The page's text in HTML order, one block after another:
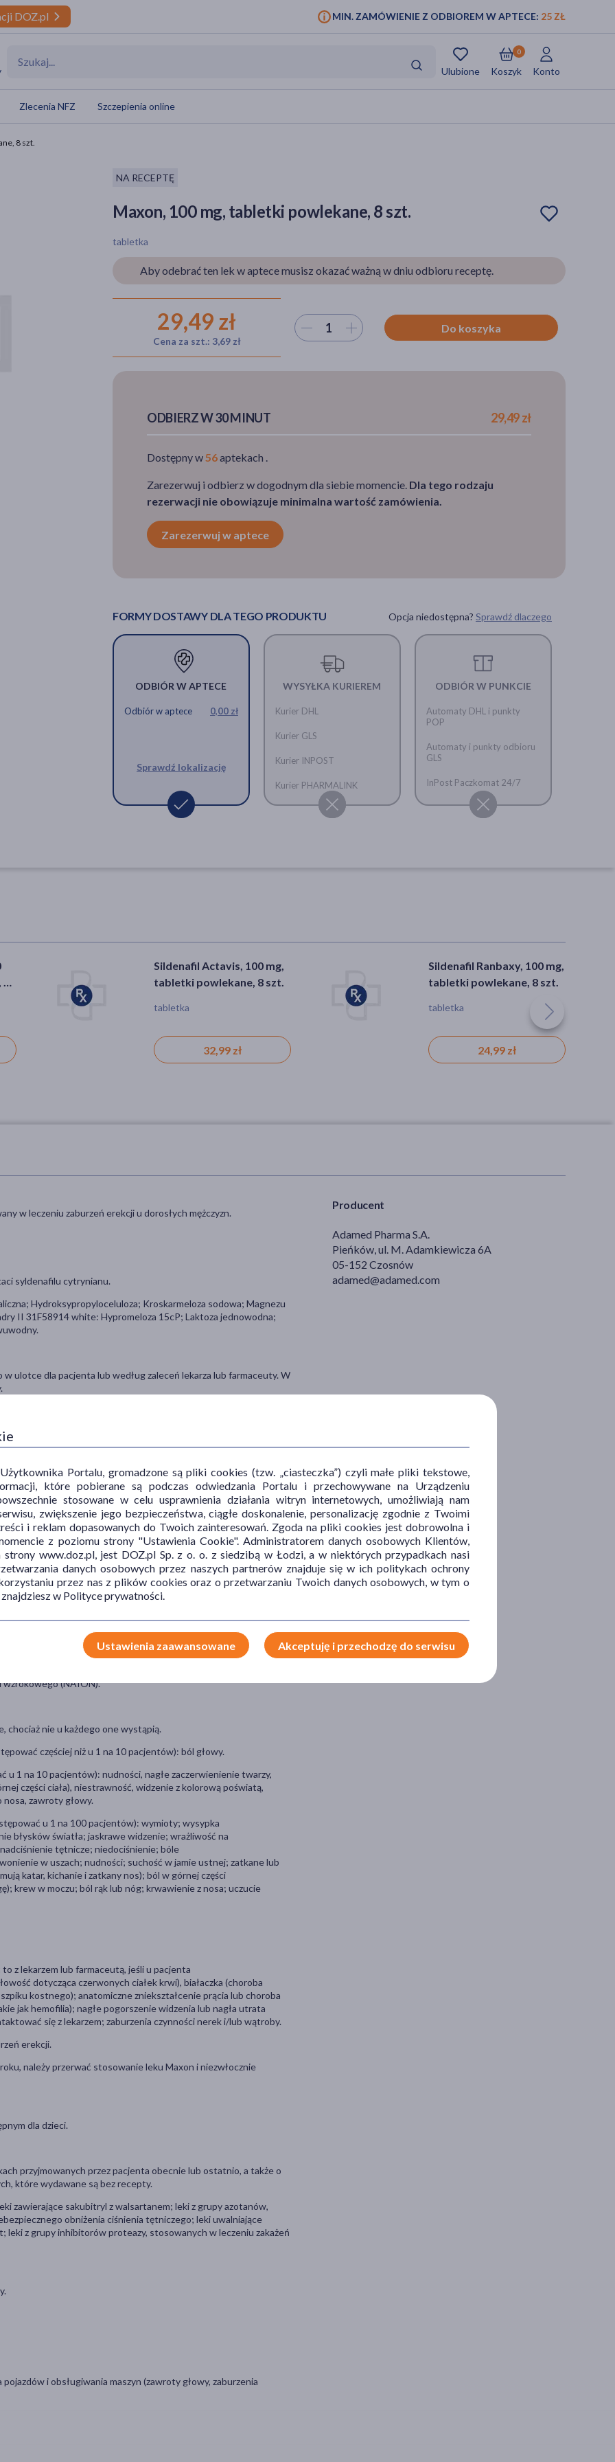
DOZ.pl MIN. ZAMÓWIENIE Z ODBIOREM W APTECE: 25 ZŁ
Ulubione Koszyk
0
Konto
Zlecenia NFZ Szczepienia online
8 szt.
NA RECEPTĘ
Maxon, 100 mg, tabletki powlekane, 8 szt.
tabletka
Aby odebrać ten lek w aptece musisz okazać ważną w dniu odbioru receptę.
29,49 zł
Cena za szt.: 3,69 zł
Wybierz ilość Do koszyka
ODBIERZ W 30 MINUT 29,49 zł
Dostępny w56aptekach .
Zarezerwuj i odbierz w dogodnym dla siebie momencie. Dla tego rodzaju
rezerwacji nie obowiązuje minimalna wartość zamówienia.
Zarezerwuj w aptece
FORMY DOSTAWY DLA TEGO PRODUKTU Opcja niedostępna? Sprawdź dlaczego
ODBIÓR W APTECE
Odbiór w aptece 0,00 zł
Sprawdź lokalizację
WYSYŁKA KURIEREM
Kurier DHL
Kurier GLS
Kurier INPOST
Kurier PHARMALINK
ODBIÓR W PUNKCIE
Automaty DHL i punkty
POP
Automaty i punkty odbioru
GLS
InPost Paczkomat 24/7
Sildenafil Actavis, 100 mg,
tabletki powlekane, 8 szt.
tabletka
32,99 zł
Sildenafil Ranbaxy, 100 mg,
tabletki powlekane, 8 szt.
tabletka
24,99 zł
Producent
Adamed Pharma S.A.
Pieńków, ul. M. Adamkiewicza 6A
05-152 Czosnów
adamed@adamed.com
w leczeniu zaburzeń erekcji u dorosłych mężczyzn.
syldenafilu cytrynianu.
Hydroksypropyloceluloza; Kroskarmeloza sodowa; Magnezu
II 31F58914 white: Hypromeloza 15cP; Laktoza jednowodna;
ulotce dla pacjenta lub według zaleceń lekarza lub farmaceuty. W
aktywnością seksualną. Tabletkę należy połknąć w całości,
w prąciu, zwiększając napływ krwi do prącia podczas
pod warunkiem uprzedniego pobudzenia seksualnego.
cierpiących na zaburzenia erekcji. Oznaczają one niemożność
do odbycia satysfakcjonującego stosunku płciowego.
seksualna.
czynną lub na którykolwiek składnik produktu leczniczego.
azotany, leki uwalniające tlenek azotu (takie jak: azotyn
wystąpił udar, zawał serca; z niskim ciśnieniem tętniczym
kiedykolwiek utratę wzroku w wyniku niezwiązanej z
(NAION).
chociaż nie u każdego one wystąpią.
częściej niż u 1 na 10 pacjentów): ból głowy.
u 1 na 10 pacjentów): nudności, nagłe zaczerwienienie twarzy,
części ciała), niestrawność, widzenie z kolorową poświatą,
zawroty głowy.
u 1 na 100 pacjentów): wymioty; wysypka
błysków światła; jaskrawe widzenie; wrażliwość na
tętnicze; niedociśnienie; bóle
w uszach; nudności; suchość w jamie ustnej; zatkane lub
katar, kichanie i zatkany nos); ból w górnej części
krew w moczu; ból rąk lub nóg; krwawienie z nosa; uczucie
z lekarzem lub farmaceutą, jeśli u pacjenta
dotycząca czerwonych ciałek krwi), białaczka (choroba
kostnego); anatomiczne zniekształcenie prącia lub choroba
jak hemofilia); nagłe pogorszenie widzenia lub nagła utrata
się z lekarzem; zaburzenia czynności nerek i/lub wątroby.
erekcji.
należy przerwać stosowanie leku Maxon i niezwłocznie
dla dzieci.
przyjmowanych przez pacjenta obecnie lub ostatnio, a także o
które wydawane są bez recepty.
zawierające sakubitryl z walsartanem; leki z grupy azotanów,
obniżenia ciśnienia tętniczego; leki uwalniające
z grupy inhibitorów proteazy, stosowanych w leczeniu zakażeń
i obsługiwania maszyn (zawroty głowy, zaburzenia
Portalu, gromadzone są pliki cookies (tzw. „ciasteczka”) czyli małe pliki tekstowe,
które pobierane są podczas odwiedzania Portalu i przechowywane na Urządzeniu
stosowane w celu usprawnienia działania witryn internetowych, umożliwiają nam
zwiększenie jego bezpieczeństwa, ciągłe doskonalenie, personalizację zgodnie z Twoimi
i reklam dopasowanych do Twoich zainteresowań. Zgoda na pliki cookies jest dobrowolna i
z poziomu strony "Ustawienia Cookie". Administratorem danych osobowych Klientów,
www.doz.pl, jest DOZ.pl Sp. z o. o. z siedzibą w Łodzi, a w niektórych przypadkach nasi
danych osobowych przez naszych partnerów znajduje się w ich politykach ochrony
przez nas z plików cookies oraz o przetwarzaniu Twoich danych osobowych, w tym o
w Polityce prywatności.
Ustawienia zaawansowane Akceptuję i przechodzę do serwisu